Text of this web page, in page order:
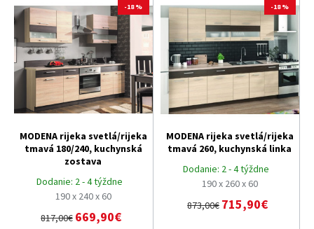
-18 %
Dodanie: 2 - 4 týždne
190 x 240 x 60
MODENA rijeka svetlá/rijeka
tmavá 180/240, kuchynská
zostava
817,00€ 669,90€
-18 %
Dodanie: 2 - 4 týždne
190 x 260 x 60
MODENA rijeka svetlá/rijeka
tmavá 260, kuchynská linka
873,00€ 715,90€